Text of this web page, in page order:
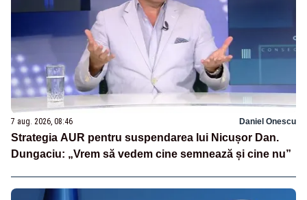
7 aug. 2026, 08:46 Daniel Onescu
Strategia AUR pentru suspendarea lui Nicușor Dan.
Dungaciu: „Vrem să vedem cine semnează și cine nu”